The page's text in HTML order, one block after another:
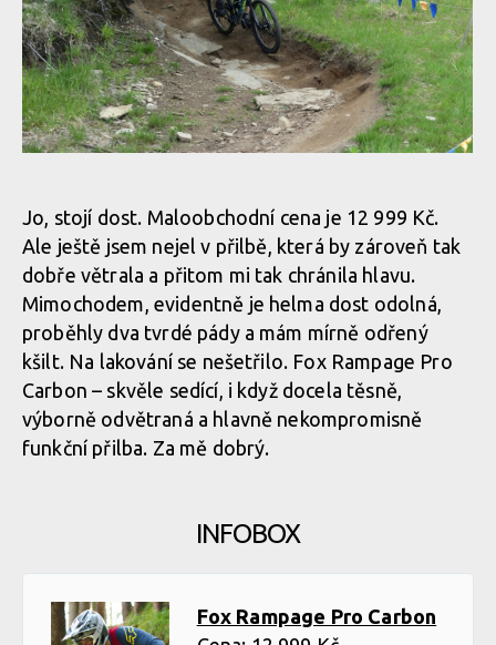
Test: Fox Rampage Pro Carbon - nabídne nejlepší ochranu pro
tvou hlavu
Test: Fox Rampage Pro Carbon - nabídne nejlepší ochranu pro
tvou hlavu
Test: Fox Rampage Pro Carbon - nabídne nejlepší ochranu pro
tvou hlavu
Test: Fox Rampage Pro Carbon - nabídne nejlepší ochranu pro
tvou hlavu
Jo, stojí dost. Maloobchodní cena je 12 999 Kč.
Ale ještě jsem nejel v přilbě, která by zároveň tak
dobře větrala a přitom mi tak chránila hlavu.
Mimochodem, evidentně je helma dost odolná,
proběhly dva tvrdé pády a mám mírně odřený
kšilt. Na lakování se nešetřilo. Fox Rampage Pro
Carbon – skvěle sedící, i když docela těsně,
výborně odvětraná a hlavně nekompromisně
funkční přilba. Za mě dobrý.
INFOBOX
Fox Rampage Pro Carbon